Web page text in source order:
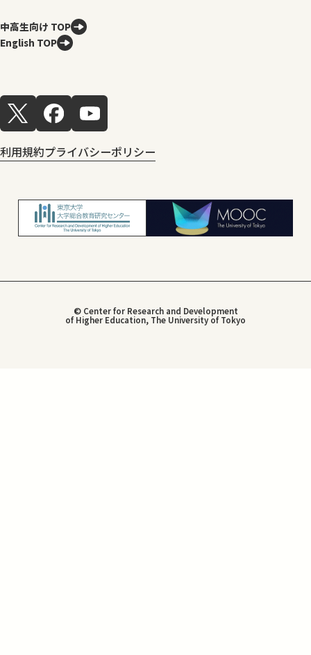
中高生向け TOP
English TOP
利用規約プライバシーポリシー
© Center for Research and Development
of Higher Education, The University of Tokyo